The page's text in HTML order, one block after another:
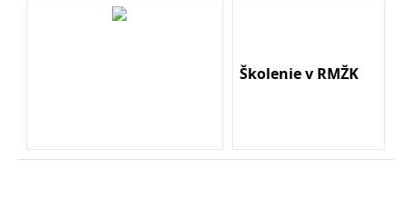
Školenie v RMŽK